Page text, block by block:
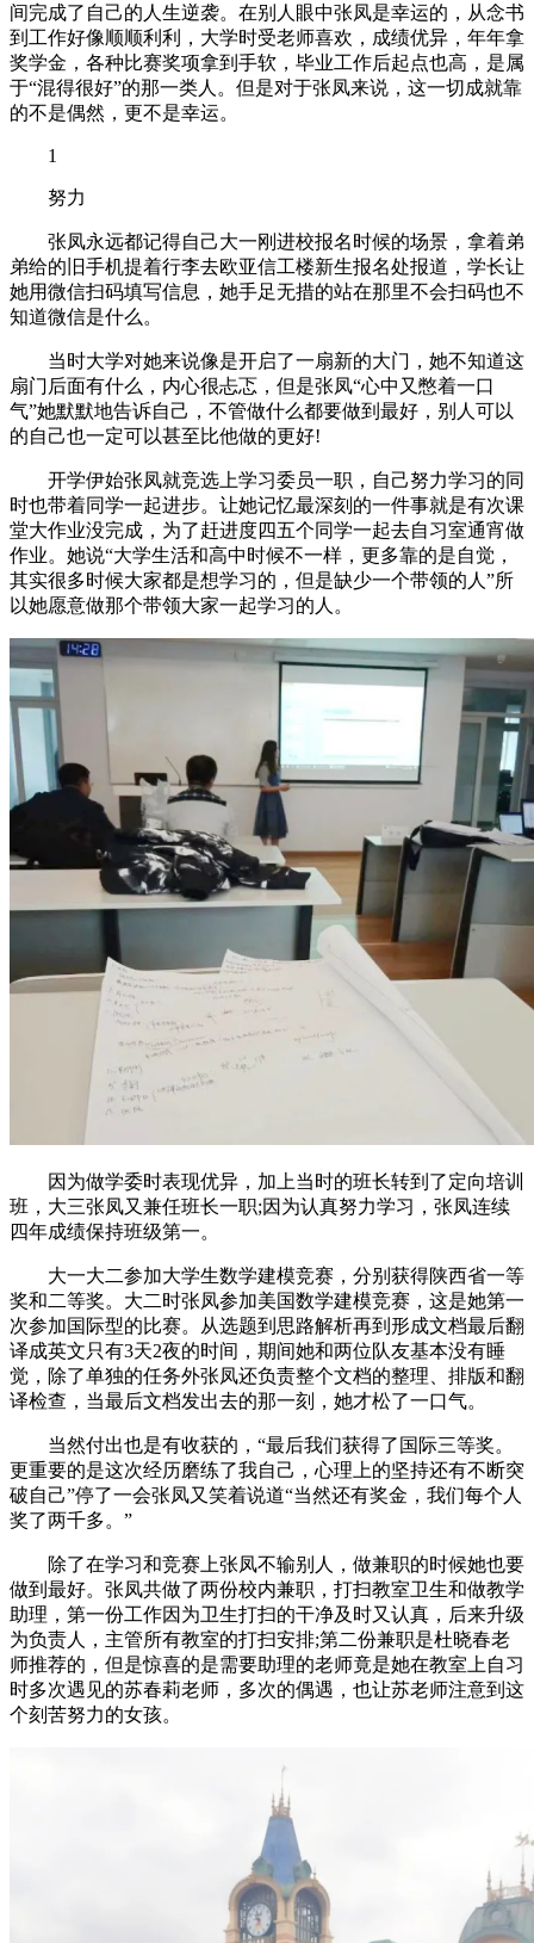
间完成了自己的人生逆袭。在别人眼中张凤是幸运的，从念书
到工作好像顺顺利利，大学时受老师喜欢，成绩优异，年年拿
奖学金，各种比赛奖项拿到手软，毕业工作后起点也高，是属
于“混得很好”的那一类人。但是对于张凤来说，这一切成就靠
的不是偶然，更不是幸运。
1
努力
张凤永远都记得自己大一刚进校报名时候的场景，拿着弟
弟给的旧手机提着行李去欧亚信工楼新生报名处报道，学长让
她用微信扫码填写信息，她手足无措的站在那里不会扫码也不
知道微信是什么。
当时大学对她来说像是开启了一扇新的大门，她不知道这
扇门后面有什么，内心很忐忑，但是张凤“心中又憋着一口
气”她默默地告诉自己，不管做什么都要做到最好，别人可以
的自己也一定可以甚至比他做的更好!
开学伊始张凤就竞选上学习委员一职，自己努力学习的同
时也带着同学一起进步。让她记忆最深刻的一件事就是有次课
堂大作业没完成，为了赶进度四五个同学一起去自习室通宵做
作业。她说“大学生活和高中时候不一样，更多靠的是自觉，
其实很多时候大家都是想学习的，但是缺少一个带领的人”所
以她愿意做那个带领大家一起学习的人。
因为做学委时表现优异，加上当时的班长转到了定向培训
班，大三张凤又兼任班长一职;因为认真努力学习，张凤连续
四年成绩保持班级第一。
大一大二参加大学生数学建模竞赛，分别获得陕西省一等
奖和二等奖。大二时张凤参加美国数学建模竞赛，这是她第一
次参加国际型的比赛。从选题到思路解析再到形成文档最后翻
译成英文只有3天2夜的时间，期间她和两位队友基本没有睡
觉，除了单独的任务外张凤还负责整个文档的整理、排版和翻
译检查，当最后文档发出去的那一刻，她才松了一口气。
当然付出也是有收获的，“最后我们获得了国际三等奖。
更重要的是这次经历磨练了我自己，心理上的坚持还有不断突
破自己”停了一会张凤又笑着说道“当然还有奖金，我们每个人
奖了两千多。”
除了在学习和竞赛上张凤不输别人，做兼职的时候她也要
做到最好。张凤共做了两份校内兼职，打扫教室卫生和做教学
助理，第一份工作因为卫生打扫的干净及时又认真，后来升级
为负责人，主管所有教室的打扫安排;第二份兼职是杜晓春老
师推荐的，但是惊喜的是需要助理的老师竟是她在教室上自习
时多次遇见的苏春莉老师，多次的偶遇，也让苏老师注意到这
个刻苦努力的女孩。